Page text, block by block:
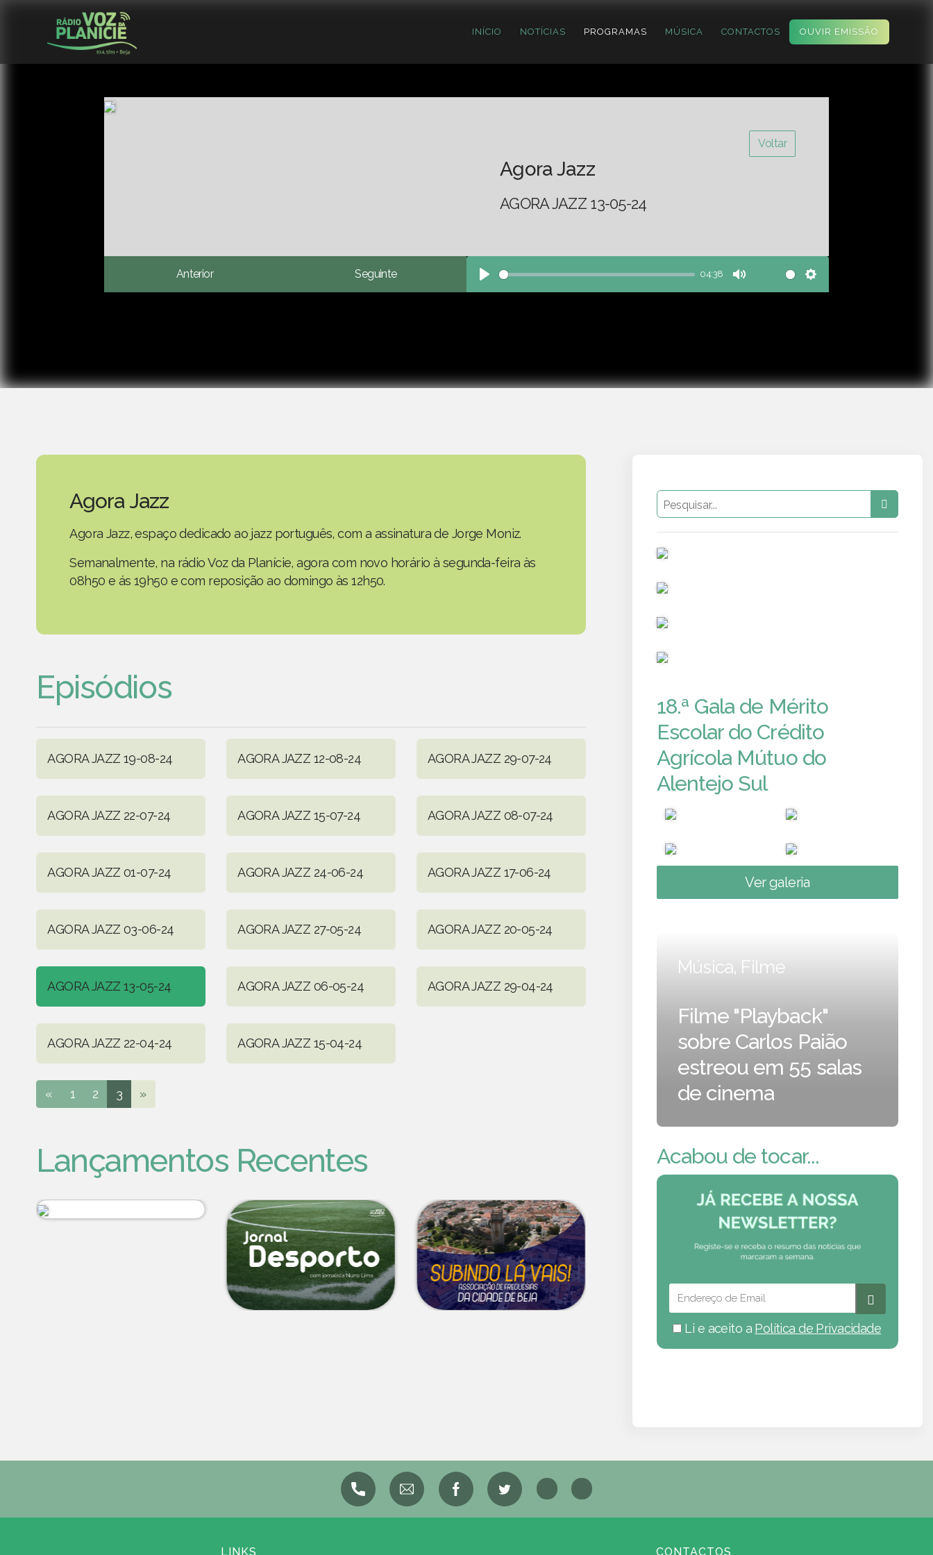
INÍCIO NOTÍCIAS PROGRAMAS MÚSICA CONTACTOS OUVIR EMISSÃO
Voltar
Agora Jazz
AGORA JAZZ 13-05-24
Anterior Seguinte
Play
04:38
Mute Settings
Agora Jazz
Agora Jazz, espaço dedicado ao jazz português, com a assinatura de Jorge Moniz.
Semanalmente, na rádio Voz da Planície, agora com novo horário à segunda-feira às
08h50 e ás 19h50 e com reposição ao domingo às 12h50.
Episódios
AGORA JAZZ 19-08-24 AGORA JAZZ 12-08-24 AGORA JAZZ 29-07-24
AGORA JAZZ 22-07-24 AGORA JAZZ 15-07-24 AGORA JAZZ 08-07-24
AGORA JAZZ 01-07-24 AGORA JAZZ 24-06-24 AGORA JAZZ 17-06-24
AGORA JAZZ 03-06-24 AGORA JAZZ 27-05-24 AGORA JAZZ 20-05-24
AGORA JAZZ 13-05-24 AGORA JAZZ 06-05-24 AGORA JAZZ 29-04-24
AGORA JAZZ 22-04-24 AGORA JAZZ 15-04-24
« 1 2 3 »
Lançamentos Recentes
18.ª Gala de Mérito
Escolar do Crédito
Agrícola Mútuo do
Alentejo Sul
Ver galeria
Música, Filme
Filme "Playback"
sobre Carlos Paião
estreou em 55 salas
de cinema
Acabou de tocar...
Li e aceito a Política de Privacidade
LINKS CONTACTOS